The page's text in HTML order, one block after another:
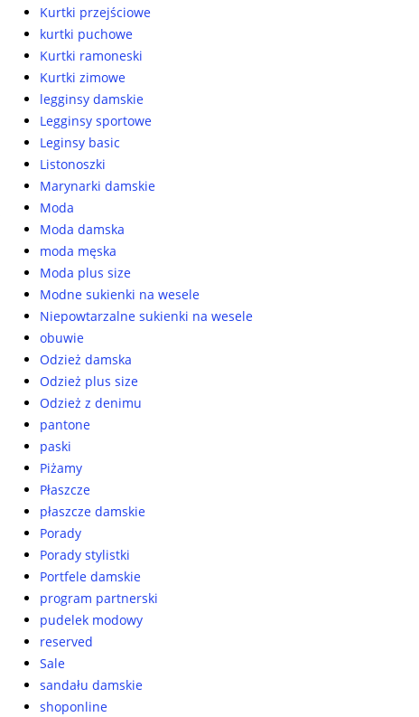
Kurtki przejściowe
kurtki puchowe
Kurtki ramoneski
Kurtki zimowe
legginsy damskie
Legginsy sportowe
Leginsy basic
Listonoszki
Marynarki damskie
Moda
Moda damska
moda męska
Moda plus size
Modne sukienki na wesele
Niepowtarzalne sukienki na wesele
obuwie
Odzież damska
Odzież plus size
Odzież z denimu
pantone
paski
Piżamy
Płaszcze
płaszcze damskie
Porady
Porady stylistki
Portfele damskie
program partnerski
pudelek modowy
reserved
Sale
sandału damskie
shoponline